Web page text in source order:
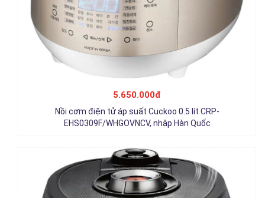
5.650.000đ
Nồi cơm điện tử áp suất Cuckoo 0.5 lít CRP-
EHS0309F/WHGOVNCV, nhập Hàn Quốc
Nồi cơm điện tử áp suất Cuckoo 1.8 lít CRP-
RT1008F/BKTSVNCV, nhập Hàn Quốc
Chi tiết